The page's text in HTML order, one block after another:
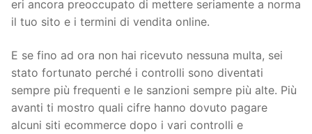
eri ancora preoccupato di mettere seriamente a norma
il tuo sito e i termini di vendita online.
E se fino ad ora non hai ricevuto nessuna multa, sei
stato fortunato perché i controlli sono diventati
sempre più frequenti e le sanzioni sempre più alte. Più
avanti ti mostro quali cifre hanno dovuto pagare
alcuni siti ecommerce dopo i vari controlli e